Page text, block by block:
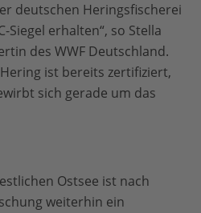
deutschen Heringsfischerei
Siegel erhalten“, so Stella
des WWF Deutschland.
ist bereits zertifiziert,
sich gerade um das
Ostsee ist nach
weiterhin ein